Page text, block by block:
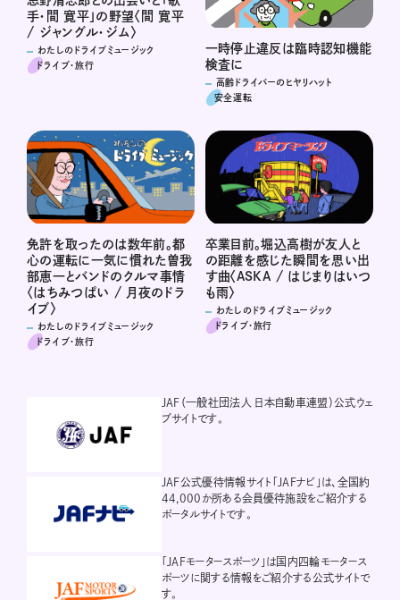
手・間 寛平」の野望〈間 寛平
/ ジャングル・ジム〉
わたしのドライブミュージック
ドライブ･旅行
一時停止違反は臨時認知機能
検査に
高齢ドライバーのヒヤリハット
安全運転
免許を取ったのは数年前。都
心の運転に一気に慣れた曽我
部恵一とバンドのクルマ事情
〈はちみつぱい / 月夜のドラ
イブ〉
わたしのドライブミュージック
ドライブ･旅行
卒業目前。堀込高樹が友人と
の距離を感じた瞬間を思い出
す曲〈ASKA / はじまりはいつ
も雨〉
わたしのドライブミュージック
ドライブ･旅行
JAF（一般社団法人 日本自動車連盟）公式ウェ
ブサイトです。
JAF公式優待情報サイト「JAFナビ」は、全国約
44,000か所ある会員優待施設をご紹介する
ポータルサイトです。
「JAFモータースポーツ」は国内四輪モータース
ポーツに関する情報をご紹介する公式サイトで
す。